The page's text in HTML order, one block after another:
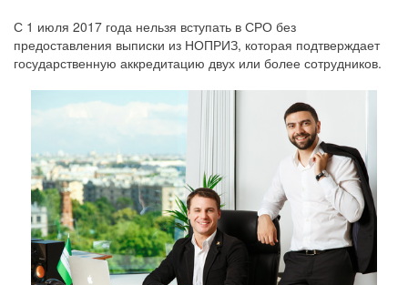
С 1 июля 2017 года нельзя вступать в СРО без
предоставления выписки из НОПРИЗ, которая подтверждает
государственную аккредитацию двух или более сотрудников.